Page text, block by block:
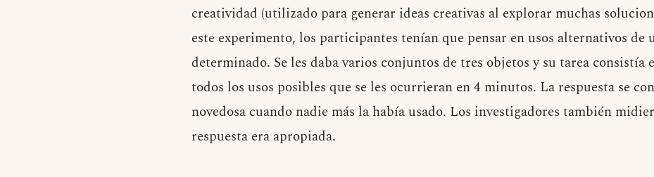
creatividad (utilizado para generar ideas creativas al explorar muchas
este experimento, los participantes tenían que pensar en usos alternativos de
determinado. Se les daba varios conjuntos de tres objetos y su tarea consistía
todos los usos posibles que se les ocurrieran en 4 minutos. La respuesta se
novedosa cuando nadie más la había usado. Los investigadores también
respuesta era apropiada.